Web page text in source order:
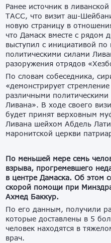
Ранее источник в
ТАСС, что визит аш-
новую страницу в
что Дамаск вместе с рядом
выступил с инициативой
политическими силами
разоружения отрядов
По словам собеседника,
«демонстрирует
различными
Ливана». В ходе своего
будет принят верховным
Ливана шейхом Абдель
маронитской церкви
По меньшей мере семь
взрыва, прогремевшего
в центре Дамаска. Об этом
скорой помощи при
Ахмед Баккур.
По его данным, получили
которые доставлены в 5
человек находятся в
врач.